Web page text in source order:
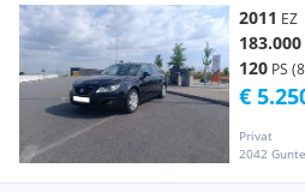
2011 EZ
183.000
120 PS
Privat
2042
€